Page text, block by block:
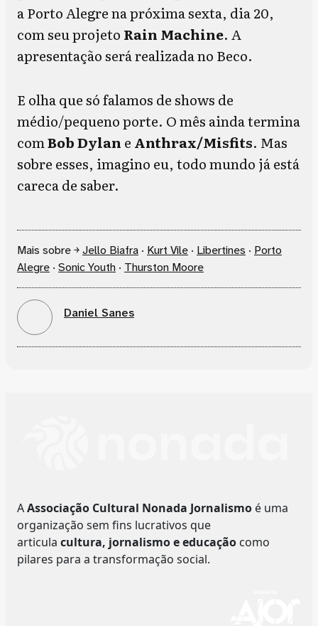
a Porto Alegre na próxima sexta, dia 20,
com seu projeto Rain Machine. A
apresentação será realizada no Beco.
E olha que só falamos de shows de
médio/pequeno porte. O mês ainda termina
comBob Dylan e Anthrax/Misfits. Mas
sobre esses, imagino eu, todo mundo já está
careca de saber.
Mais sobre ￫Jello Biafra · Kurt Vile · Libertines · Porto
Alegre · Sonic Youth · Thurston Moore
Daniel Sanes
AAssociação Cultural Nonada Jornalismo é uma
organização sem fins lucrativos que
articula cultura, jornalismo e educação como
pilares para a transformação social.